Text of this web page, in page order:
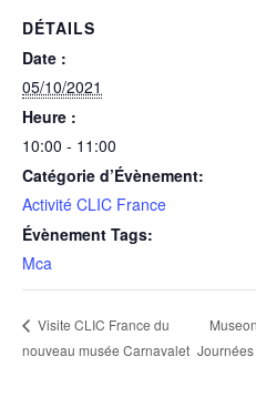
DÉTAILS
Date :
05/10/2021
Heure :
10:00 - 11:00
Catégorie d’Évènement:
Activité CLIC France
Évènement Tags:
Mca
Visite CLIC France du
nouveau musée Carnavalet